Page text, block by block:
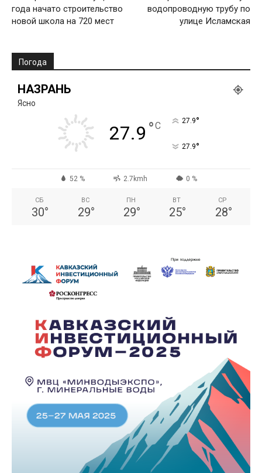
года начато строительство
новой школа на 720 мест
водопроводную трубу по
улице Исламская
Погода
НАЗРАНЬ
Ясно
27.9 °C 27.9°
27.9°
52 % 2.7kmh 0 %
СБ
30°
ВС
29°
ПН
29°
ВТ
25°
СР
28°